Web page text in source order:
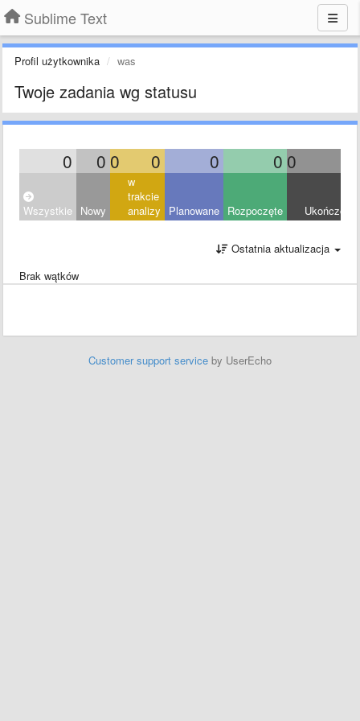
Sublime Text
Profil użytkownika was
Twoje zadania wg statusu
0 0 0 0 0 0 0
Wszystkie Nowy
w
trakcie
analizy
Planowane Rozpoczęte Ukończony
Ostatnia aktualizacja
Brak wątków
Customer support service by UserEcho